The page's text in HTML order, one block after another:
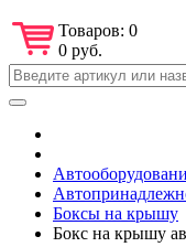
Товаров: 0
0 руб.
Боксы на крышу
Бокс на крышу